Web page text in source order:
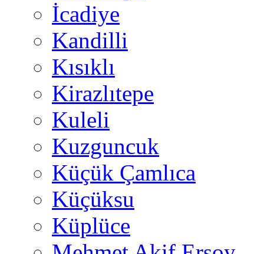
İcadiye
Kandilli
Kısıklı
Kirazlıtepe
Kuleli
Kuzguncuk
Küçük Çamlıca
Küçüksu
Küplüce